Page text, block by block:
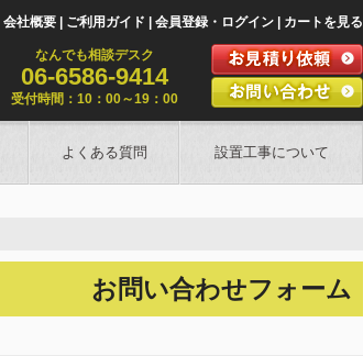
会社概要 ご利用ガイド 会員登録・ログイン カートを見る
なんでも相談デスク
06-6586-9414
受付時間：10：00～19：00
よくある質問 設置工事について
お問い合わせフォーム